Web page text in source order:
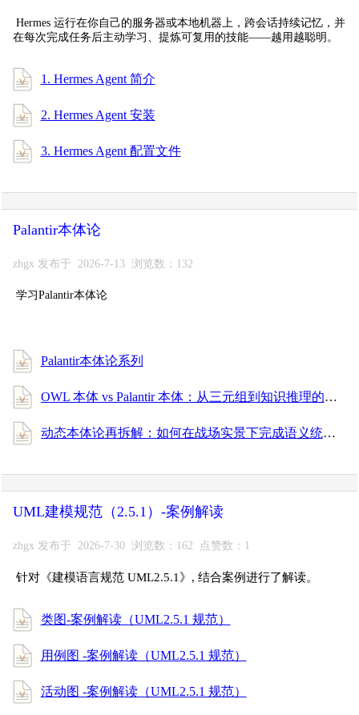
Hermes 运行在你自己的服务器或本地机器上，跨会话持续记忆，并
在每次完成任务后主动学习、提炼可复用的技能——越用越聪明。
1. Hermes Agent 简介
2. Hermes Agent 安装
3. Hermes Agent 配置文件
Palantir本体论
zhgx 发布于 2026-7-13 浏览数：132
学习Palantir本体论
Palantir本体论系列
OWL 本体 vs Palantir 本体：从三元组到知识推理的全面进阶指南
动态本体论再拆解：如何在战场实景下完成语义统一与消歧？
UML建模规范（2.5.1）-案例解读
zhgx 发布于 2026-7-30 浏览数：162 点赞数：1
针对《建模语言规范 UML2.5.1》, 结合案例进行了解读。
类图-案例解读（UML2.5.1 规范）
用例图 -案例解读（UML2.5.1 规范）
活动图 -案例解读（UML2.5.1 规范）